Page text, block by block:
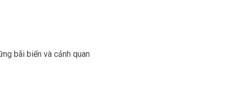
bãi biển và cảnh quan